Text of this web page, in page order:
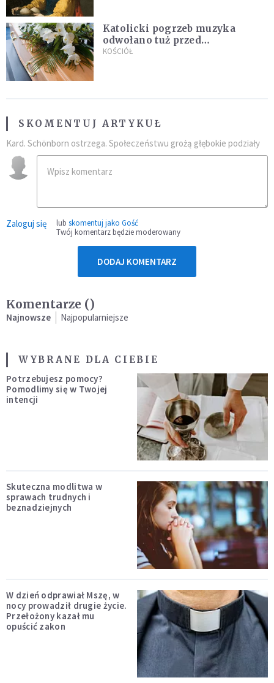
Katolicki pogrzeb muzyka
odwołano tuż przed
uroczystością. Powodem była
KOŚCIÓŁ
SKOMENTUJ ARTYKUŁ
Kard. Schönborn ostrzega. Społeczeństwu grożą głębokie podziały
Zaloguj się lub skomentuj jako Gość
Twój komentarz będzie moderowany
DODAJ KOMENTARZ
Komentarze ()
Najnowsze Najpopularniejsze
WYBRANE DLA CIEBIE
Potrzebujesz pomocy?
Pomodlimy się w Twojej
intencji
Skuteczna modlitwa w
sprawach trudnych i
beznadziejnych
W dzień odprawiał Mszę, w
nocy prowadził drugie życie.
Przełożony kazał mu
opuścić zakon